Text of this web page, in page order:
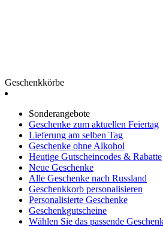
Geschenkkörbe
Sonderangebote
Geschenke zum aktuellen Feiertag
Lieferung am selben Tag
Geschenke ohne Alkohol
Heutige Gutscheincodes & Rabatte
Neue Geschenke
Alle Geschenke nach Russland
Geschenkkorb personalisieren
Personalisierte Geschenke
Geschenkgutscheine
Wählen Sie das passende